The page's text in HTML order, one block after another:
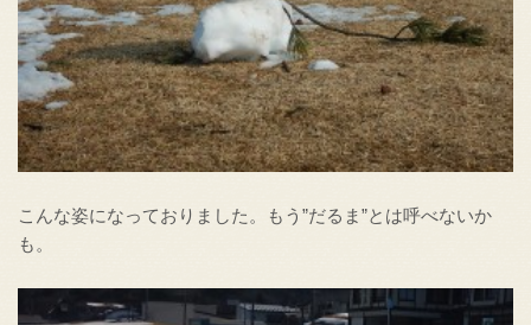
こんな姿になっておりました。もう”だるま”とは呼べないか
も。